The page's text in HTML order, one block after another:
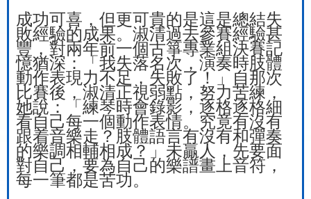
成功可喜，但更可貴的是這是總結失
敗經驗的成果。淑清過去參賽經驗甚
豐，對兩年前一個古箏專業組決賽記
憶猶深：「我失落名次，演奏時肢體
動作表現力不足，失敗了！」自那次
比賽後，淑清正視弱點，努力苦練，
她說：「練琴時會錄影，逐格逐格細
看自己每一個動作表情。究竟有沒有
跟着音樂走？肢體語言有沒有和彈奏
的樂調相輔相成？」未贏人，先要面
對自己，要為自己的樂譜畫上音符，
每一筆都是苦功。